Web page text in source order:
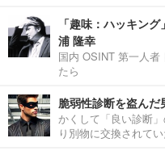
「趣味：ハッキン
浦 隆幸
国内 OSINT 第一人者
たら
脆弱性診断を盗んだ
かくして「良い診断
り別物に交換されてい